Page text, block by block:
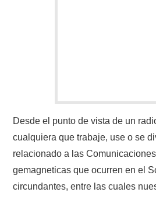
MIEMBROS ORIGINALES
MODOS DIGITALES
Desde el punto de vista de un
cualquiera que trabaje, use o se
relacionado a las
gemagneticas que ocurren en el
circundantes, entre las cuales